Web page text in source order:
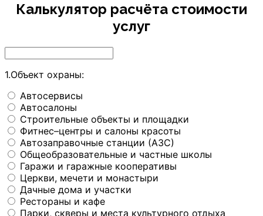
Калькулятор расчёта стоимости
услуг
1.Объект охраны:
Автосервисы
Автосалоны
Строительные объекты и площадки
Фитнес–центры и салоны красоты
Автозаправочные станции (АЗС)
Общеобразовательные и частные школы
Гаражи и гаражные кооперативы
Церкви, мечети и монастыри
Дачные дома и участки
Рестораны и кафе
Парки, скверы и места культурного отдыха